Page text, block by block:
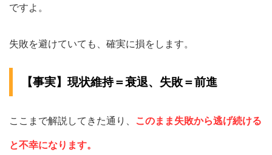
ですよ。
失敗を避けていても、確実に損をします。
【事実】現状維持＝衰退、失敗＝前進
ここまで解説してきた通り、 このまま失敗から逃げ続ける
と不幸になります。